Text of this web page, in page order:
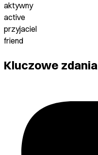
aktywny
active
przyjaciel
friend
Kluczowe zdania